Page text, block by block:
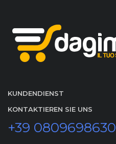
KUNDENDIENST
KONTAKTIEREN SIE UNS
+39 0809698630